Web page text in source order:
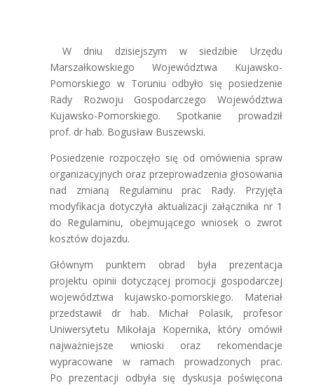
W dniu dzisiejszym w siedzibie Urzędu
Marszałkowskiego Województwa Kujawsko-
Pomorskiego w Toruniu odbyło się posiedzenie
Rady Rozwoju Gospodarczego Województwa
Kujawsko-Pomorskiego. Spotkanie prowadził
prof. dr hab. Bogusław Buszewski.
Posiedzenie rozpoczęło się od omówienia spraw
organizacyjnych oraz przeprowadzenia głosowania
nad zmianą Regulaminu prac Rady. Przyjęta
modyfikacja dotyczyła aktualizacji załącznika nr 1
do Regulaminu, obejmującego wniosek o zwrot
kosztów dojazdu.
Głównym punktem obrad była prezentacja
projektu opinii dotyczącej promocji gospodarczej
województwa kujawsko-pomorskiego. Materiał
przedstawił dr hab. Michał Polasik, profesor
Uniwersytetu Mikołaja Kopernika, który omówił
najważniejsze wnioski oraz rekomendacje
wypracowane w ramach prowadzonych prac.
Po prezentacji odbyła się dyskusja poświęcona